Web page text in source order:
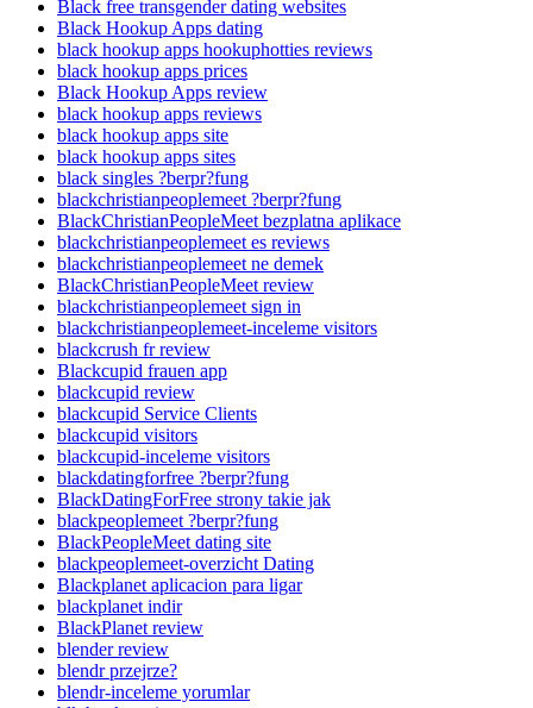
Black free transgender dating websites
Black Hookup Apps dating
black hookup apps hookuphotties reviews
black hookup apps prices
Black Hookup Apps review
black hookup apps reviews
black hookup apps site
black hookup apps sites
black singles ?berpr?fung
blackchristianpeoplemeet ?berpr?fung
BlackChristianPeopleMeet bezplatna aplikace
blackchristianpeoplemeet es reviews
blackchristianpeoplemeet ne demek
BlackChristianPeopleMeet review
blackchristianpeoplemeet sign in
blackchristianpeoplemeet-inceleme visitors
blackcrush fr review
Blackcupid frauen app
blackcupid review
blackcupid Service Clients
blackcupid visitors
blackcupid-inceleme visitors
blackdatingforfree ?berpr?fung
BlackDatingForFree strony takie jak
blackpeoplemeet ?berpr?fung
BlackPeopleMeet dating site
blackpeoplemeet-overzicht Dating
Blackplanet aplicacion para ligar
blackplanet indir
BlackPlanet review
blender review
blendr przejrze?
blendr-inceleme yorumlar